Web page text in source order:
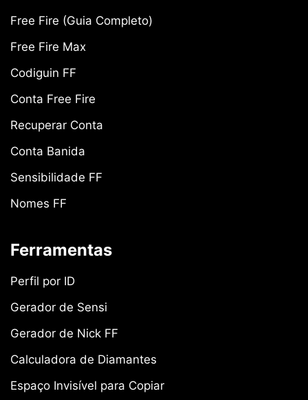
Free Fire (Guia Completo)
Free Fire Max
Codiguin FF
Conta Free Fire
Recuperar Conta
Conta Banida
Sensibilidade FF
Nomes FF
Ferramentas
Perfil por ID
Gerador de Sensi
Gerador de Nick FF
Calculadora de Diamantes
Espaço Invisível para Copiar